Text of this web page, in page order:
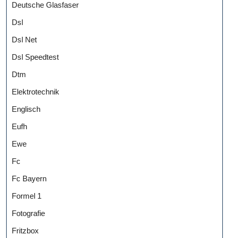
Deutsche Glasfaser
Dsl
Dsl Net
Dsl Speedtest
Dtm
Elektrotechnik
Englisch
Eufh
Ewe
Fc
Fc Bayern
Formel 1
Fotografie
Fritzbox